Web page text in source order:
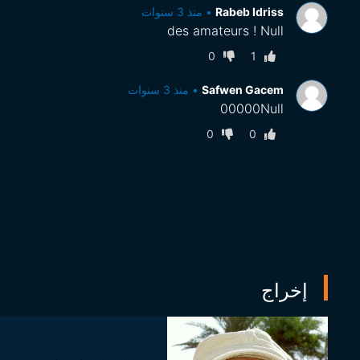
Rabeb Idriss
• منذ 3 سنوات
des amateurs ! Null
1
0
Safwen Gacem
• منذ 3 سنوات
00000Null
0
0
إخراج